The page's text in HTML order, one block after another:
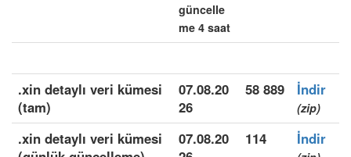
güncelle
me 4 saat
.xin detaylı veri kümesi
(tam)
07.08.20
26
58 889 İndir
(zip)
.xin detaylı veri kümesi
07.08.20
114 İndir